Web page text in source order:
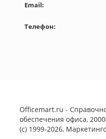
Email:
Телефон:
Officemart.ru -
обеспечения офиса,
(с) 1999-2026,